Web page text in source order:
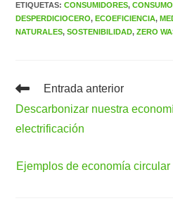
ETIQUETAS:CONSUMIDORES,
DESPERDICIOCERO, ECOEFICIENCIA,
NATURALES, SOSTENIBILIDAD, ZERO
Leer
artículos
Entrada anterior
Descarbonizar nuestra
electrificación
Ejemplos de economía